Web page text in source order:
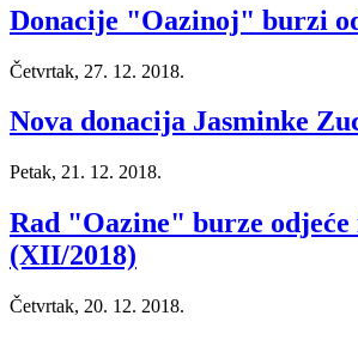
Donacije "Oazinoj" burzi
Četvrtak, 27. 12. 2018.
Nova donacija Jasminke
Petak, 21. 12. 2018.
Rad "Oazine" burze odjeće
(XII/2018)
Četvrtak, 20. 12. 2018.